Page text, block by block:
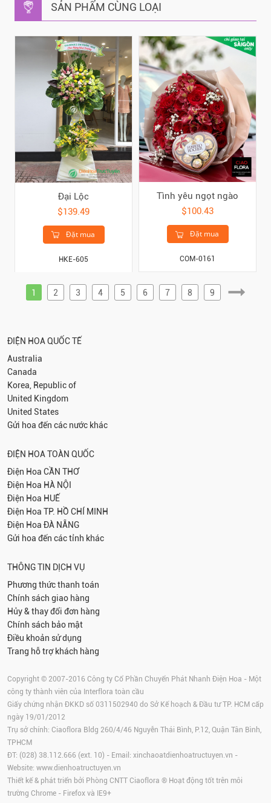
SẢN PHẨM CÙNG LOẠI
Đại Lộc
$139.49
Đặt mua
HKE-605
Tình yêu ngọt ngào
$100.43
Đặt mua
COM-0161
1 2 3 4 5 6 7 8 9
ĐIỆN HOA QUỐC TẾ
Australia
Canada
Korea, Republic of
United Kingdom
United States
Gửi hoa đến các nước khác
ĐIỆN HOA TOÀN QUỐC
Điện Hoa CẦN THƠ
Điện Hoa HÀ NỘI
Điện Hoa HUẾ
Điện Hoa TP. HỒ CHÍ MINH
Điện Hoa ĐÀ NẴNG
Gửi hoa đến các tỉnh khác
THÔNG TIN DỊCH VỤ
Phương thức thanh toán
Chính sách giao hàng
Hủy & thay đổi đơn hàng
Chính sách bảo mật
Điều khoản sử dụng
Trang hỗ trợ khách hàng
Copyright © 2007-2016 Công ty Cổ Phần Chuyển Phát Nhanh Điện Hoa - Một
công ty thành viên của Interflora toàn cầu
Giấy chứng nhận ĐKKD số 0311502940 do Sở Kế hoạch & Đầu tư TP. HCM cấp
ngày 19/01/2012
Trụ sở chính: Ciaoflora Bldg 260/4/46 Nguyễn Thái Bình, P.12, Quận Tân Bình,
TPHCM
ĐT: (028) 38.112.666 (ext. 10) - Email: xinchaoatdienhoatructuyen.vn -
Website: www.dienhoatructuyen.vn
Thiết kế & phát triển bởi Phòng CNTT Ciaoflora ® Hoạt động tốt trên môi
trường Chrome - Firefox và IE9+